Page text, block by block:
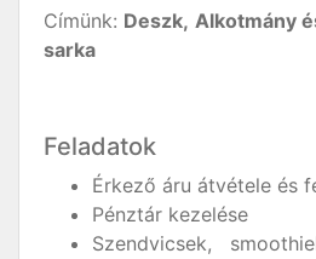
Címünk: Deszk, Alkotmány
sarka
Feladatok
Érkező áru átvétele és
Pénztár kezelése
Szendvicsek,